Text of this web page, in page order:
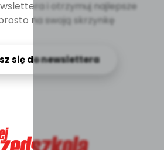
i otrzymuj najlepsze
na swoją skrzynkę
się do newslettera